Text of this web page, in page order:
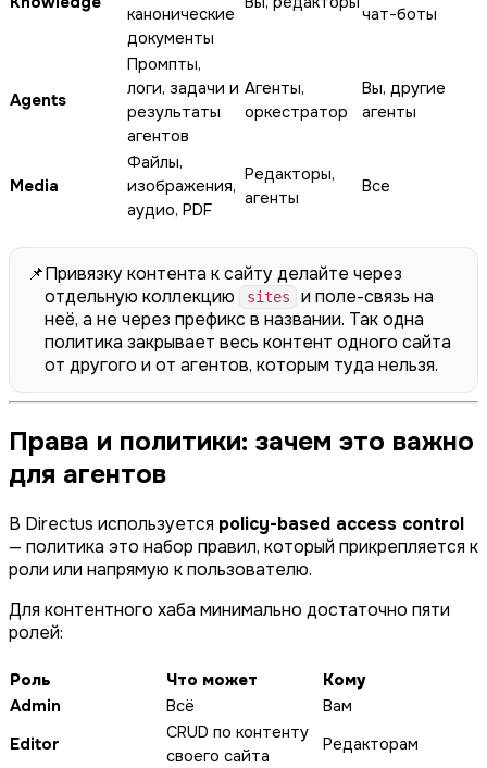
канонические
документы
чат-боты
Agents
Промпты,
логи, задачи и
результаты
агентов
Агенты,
оркестратор
Вы, другие
агенты
Media
Файлы,
изображения,
аудио, PDF
Редакторы,
агенты
Все
📌Привязку контента к сайту делайте через
отдельную коллекцию
sites
и поле-связь на
неё, а не через префикс в названии. Так одна
политика закрывает весь контент одного сайта
от другого и от агентов, которым туда нельзя.
Права и политики: зачем это важно
для агентов
В Directus используется policy-based access control
— политика это набор правил, который прикрепляется к
роли или напрямую к пользователю.
Для контентного хаба минимально достаточно пяти
ролей:
Роль Что может
Кому
Admin
Всё
Вам
Editor
CRUD по контенту
своего сайта
Редакторам